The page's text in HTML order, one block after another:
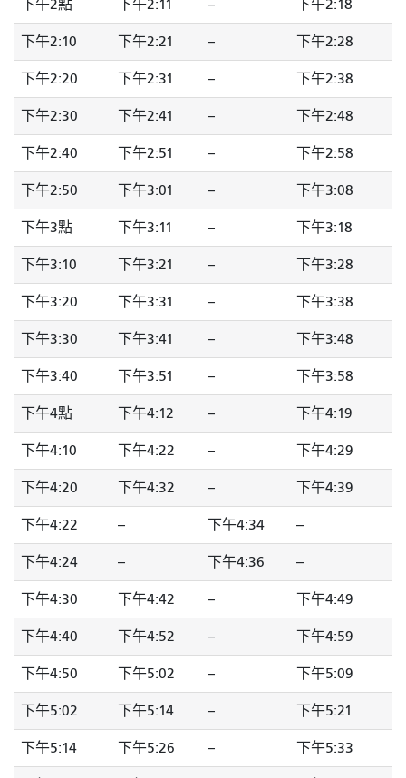
下午2點 下午2:11 -- 下午2:18
下午2:10 下午2:21 -- 下午2:28
下午2:20 下午2:31 -- 下午2:38
下午2:30 下午2:41 -- 下午2:48
下午2:40 下午2:51 -- 下午2:58
下午2:50 下午3:01 -- 下午3:08
下午3點 下午3:11 -- 下午3:18
下午3:10 下午3:21 -- 下午3:28
下午3:20 下午3:31 -- 下午3:38
下午3:30 下午3:41 -- 下午3:48
下午3:40 下午3:51 -- 下午3:58
下午4點 下午4:12 -- 下午4:19
下午4:10 下午4:22 -- 下午4:29
下午4:20 下午4:32 -- 下午4:39
下午4:22 -- 下午4:34 --
下午4:24 -- 下午4:36 --
下午4:30 下午4:42 -- 下午4:49
下午4:40 下午4:52 -- 下午4:59
下午4:50 下午5:02 -- 下午5:09
下午5:02 下午5:14 -- 下午5:21
下午5:14 下午5:26 -- 下午5:33